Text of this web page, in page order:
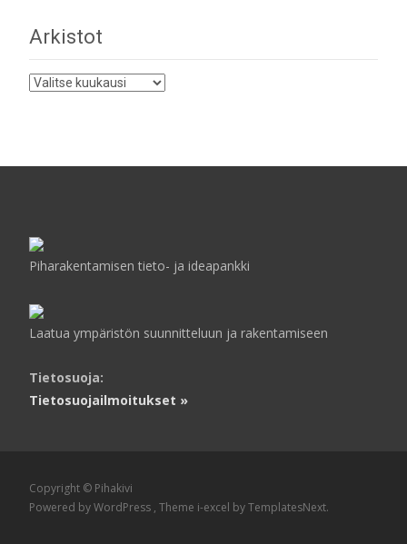
Arkistot
Arkistot
Piharakentamisen tieto- ja ideapankki
Laatua ympäristön suunnitteluun ja rakentamiseen
Tietosuoja:
Tietosuojailmoitukset »
Copyright © Pihakivi
Powered by WordPress , Theme i-excel by TemplatesNext.